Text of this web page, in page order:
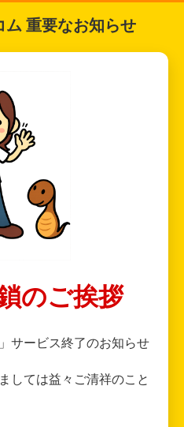
重要なお知らせ
のご挨拶
サービス終了のお知らせ
しては益々ご清祥のこと